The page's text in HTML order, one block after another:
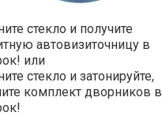
стекло и получите
автовизиточницу в
или
стекло и затонируйте,
комплект дворников в